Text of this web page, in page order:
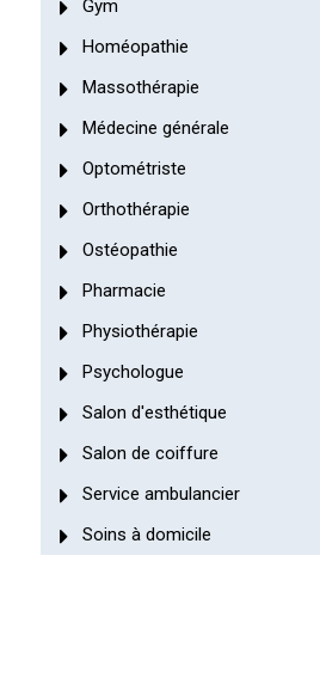
Gym
Homéopathie
Massothérapie
Médecine générale
Optométriste
Orthothérapie
Ostéopathie
Pharmacie
Physiothérapie
Psychologue
Salon d'esthétique
Salon de coiffure
Service ambulancier
Soins à domicile